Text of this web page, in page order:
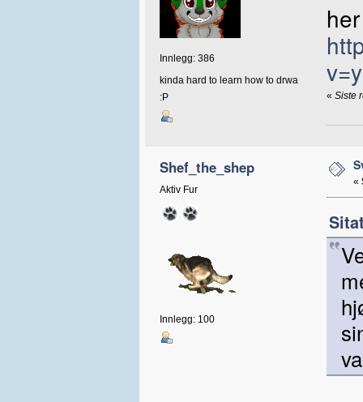
Innlegg: 386
kinda hard to learn how to drwa
:P
« Siste
Shef_the_shep
Aktiv Fur
Innlegg: 100
«